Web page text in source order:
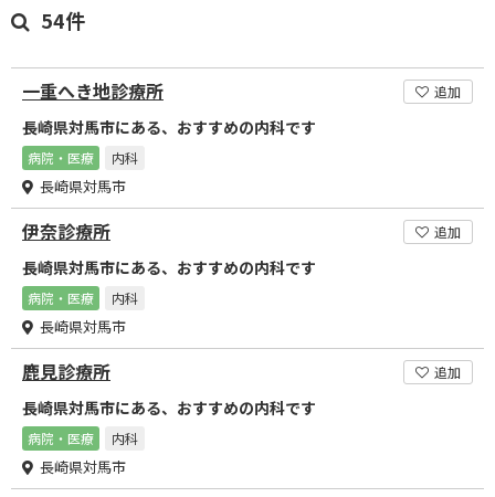
54件
一重へき地診療所 追加
長崎県対馬市にある、おすすめの内科です
病院・医療 内科
長崎県対馬市
伊奈診療所 追加
長崎県対馬市にある、おすすめの内科です
病院・医療 内科
長崎県対馬市
鹿見診療所 追加
長崎県対馬市にある、おすすめの内科です
病院・医療 内科
長崎県対馬市